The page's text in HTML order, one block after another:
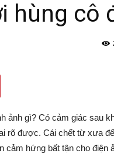
hùng cô
ảnh gì? Có cảm giác sau
rõ được. Cái chết từ xưa
cảm hứng bất tận cho điện